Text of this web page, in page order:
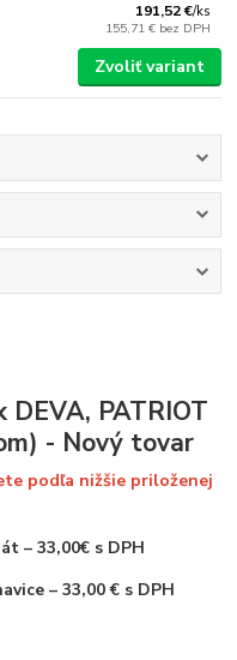
191,52 €/ks
155,71 € bez DPH
Zvoliť variant
DEVA, PATRIOT
- Nový tovar
podľa nižšie priloženej
– 33,00€ s DPH
– 33,00 € s DPH